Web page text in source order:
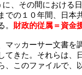
に、その間における
での１０年間、日
。 財政的従属＝資金
マッカーサー文書を
きた。それらは、
、このファイルで、